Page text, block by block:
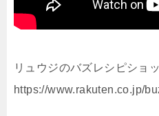
リュウジのバズレシピショ
https://www.rakuten.co.jp/